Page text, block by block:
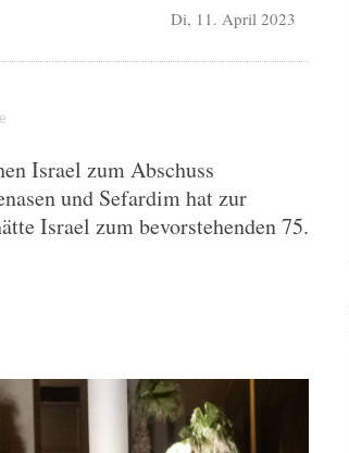
Di, 11. April 2023
Israel zum Abschuss
und Sefardim hat zur
Israel zum bevorstehenden 75.